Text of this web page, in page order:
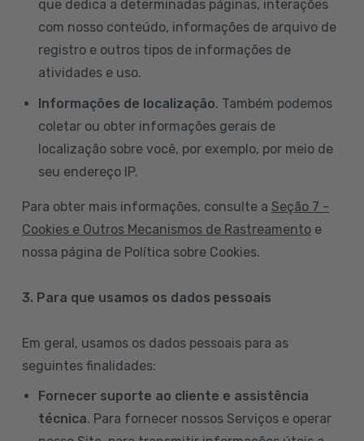
que dedica a determinadas páginas, interações
com nosso conteúdo, informações de arquivo de
registro e outros tipos de informações de
atividades e uso.
Informações de localização. Também podemos
coletar ou obter informações gerais de
localização sobre você, por exemplo, por meio de
seu endereço IP.
Para obter mais informações, consulte a Seção 7 -
Cookies e Outros Mecanismos de Rastreamento e
nossa página de Política sobre Cookies.
3. Para que usamos os dados pessoais
Em geral, usamos os dados pessoais para as
seguintes finalidades:
Fornecer suporte ao cliente e assistência
técnica. Para fornecer nossos Serviços e operar